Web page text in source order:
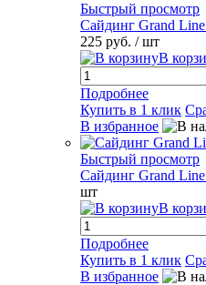
Быстрый просмотр
Сайдинг Grand Line
225 руб. / шт
В
Подробнее
Купить в 1 клик
В избранное
Быстрый просмотр
Сайдинг Grand
шт
В
Подробнее
Купить в 1 клик
В избранное